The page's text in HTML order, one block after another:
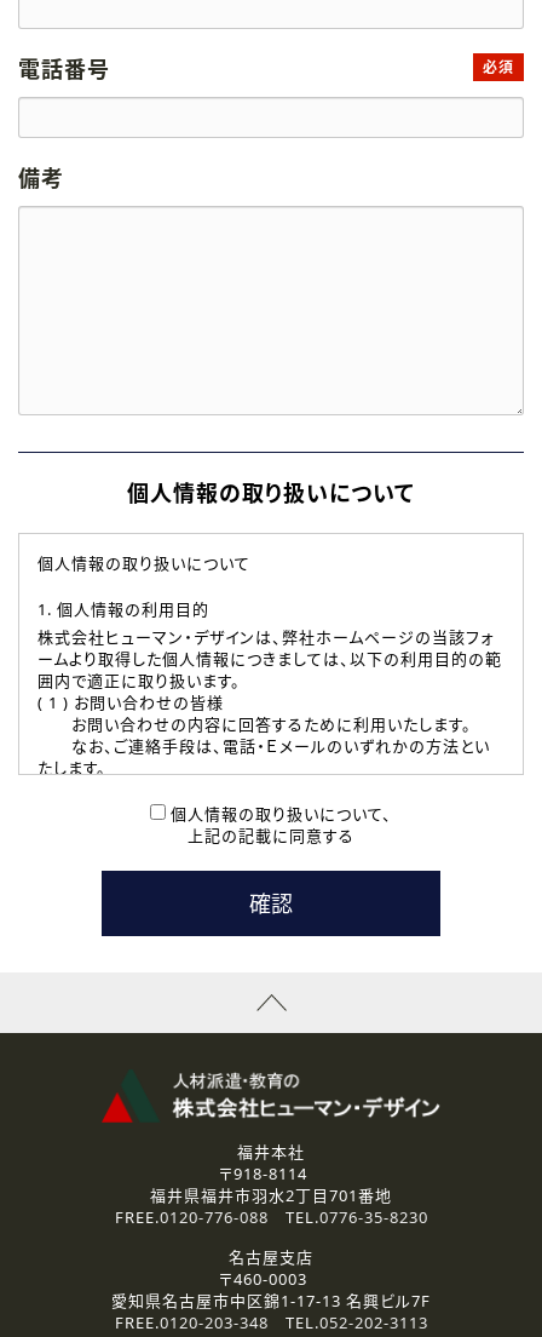
電話番号 必須
備考
個人情報の取り扱いについて
個人情報の取り扱いについて
1. 個人情報の利用目的
株式会社ヒューマン・デザインは、弊社ホームページの当該フォ
ームより取得した個人情報につきましては、以下の利用目的の範
囲内で適正に取り扱います。
( 1 ) お問い合わせの皆様
お問い合わせの内容に回答するために利用いたします。
なお、ご連絡手段は、電話・Ｅメールのいずれかの方法とい
たします。
本登録に関するご連絡および本登録時の参考情報として利
たします。
( 3 ) スタッフ派遣を検討されている企業の皆様
お問い合わせの内容に回答するために利用いたします。
なお、ご連絡手段は、電話・Ｅメールのいずれかの方法とい
資料送付、受講相談に関するご連絡のために利用いたしま
その他、お問い合わせの内容に回答するために利用いたし
なお、ご連絡手段は、電話・Ｅメールのいずれかの方法とい
2.個人情報の第三者提供
ご提供いただいた個人情報は、法令等の規定に従う場合を除き、
3.個人情報の取り扱いの委託
弊社の定める個人情報保護の評価基準を満たした委託先に、個
人情報を委託する場合があります。
個人情報の取り扱いについて、
上記の記載に同意する
福井本社
〒918-8114
福井県福井市羽水2丁目701番地
FREE.0120-776-088 TEL.0776-35-8230
名古屋支店
〒460-0003
愛知県名古屋市中区錦1-17-13 名興ビル7F
FREE.0120-203-348 TEL.052-202-3113